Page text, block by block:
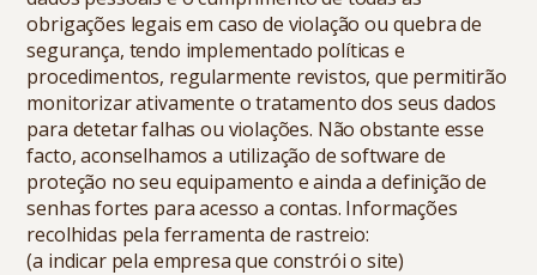
obrigações legais em caso de violação ou quebra de
segurança, tendo implementado políticas e
procedimentos, regularmente revistos, que permitirão
monitorizar ativamente o tratamento dos seus dados
para detetar falhas ou violações. Não obstante esse
facto, aconselhamos a utilização de software de
proteção no seu equipamento e ainda a definição de
senhas fortes para acesso a contas. Informações
recolhidas pela ferramenta de rastreio:
(a indicar pela empresa que constrói o site)